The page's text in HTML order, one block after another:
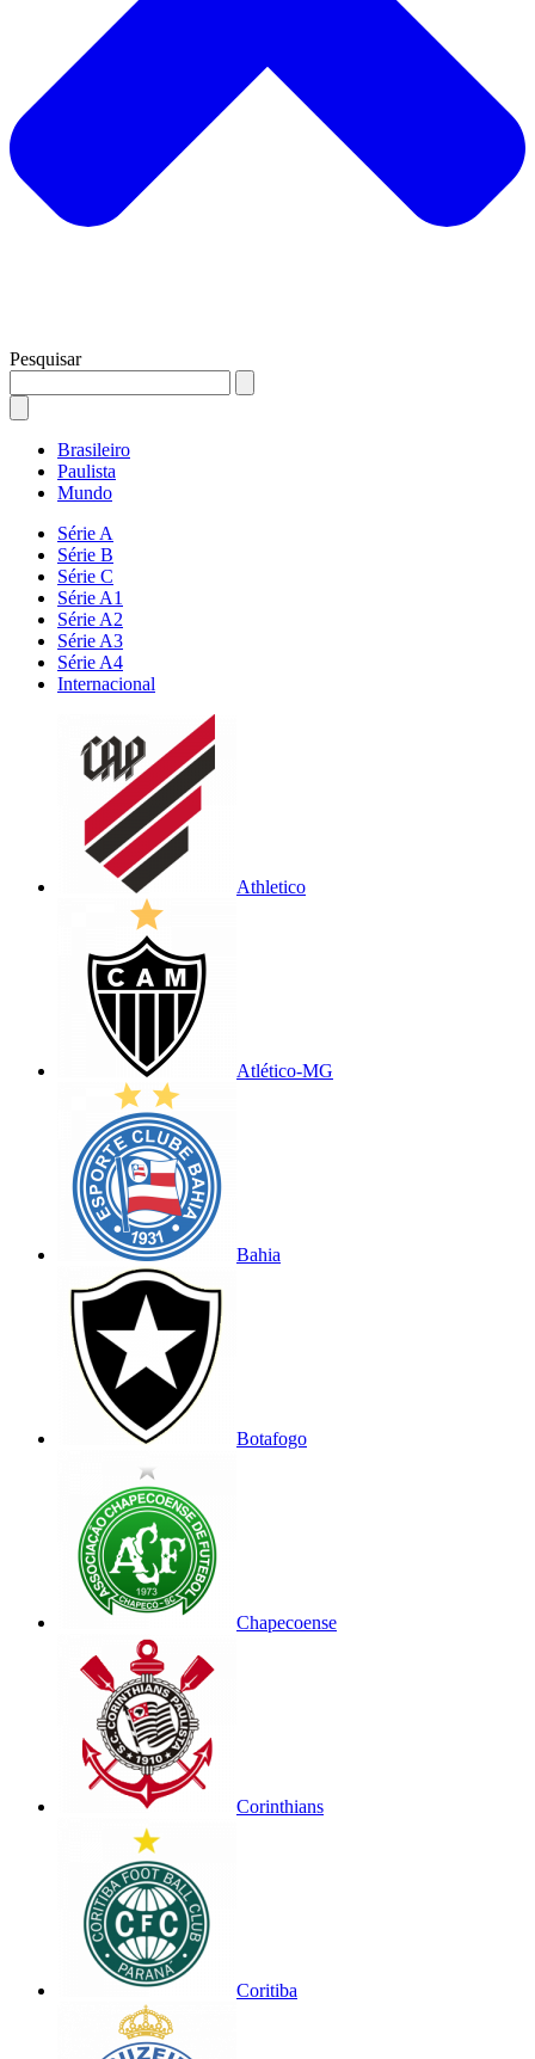
Pesquisar
Brasileiro
Paulista
Mundo
Série A
Série B
Série C
Série A1
Série A2
Série A3
Série A4
Internacional
Athletico
Atlético-MG
Bahia
Botafogo
Chapecoense
Corinthians
Coritiba